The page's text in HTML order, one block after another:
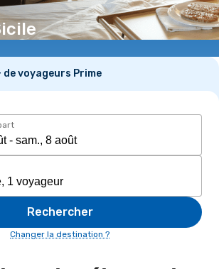
de voyageurs Prime
Rechercher
Changer la destination ?